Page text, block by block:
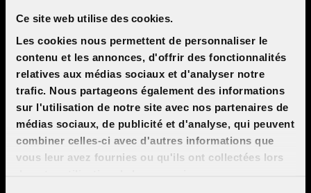
Ce site web utilise des cookies.
Les cookies nous permettent de personnaliser le
contenu et les annonces, d'offrir des fonctionnalités
relatives aux médias sociaux et d'analyser notre
trafic. Nous partageons également des informations
sur l'utilisation de notre site avec nos partenaires de
médias sociaux, de publicité et d'analyse, qui peuvent
combiner celles-ci avec d'autres informations que
vous leur avez fournies ou qu'ils ont collectées lors